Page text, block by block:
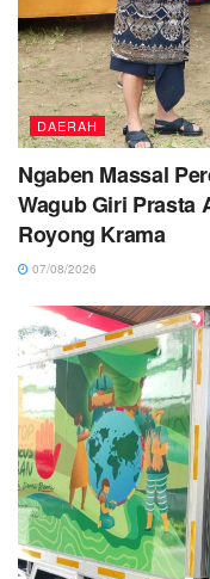
DAERAH
Ngaben Massal
Wagub Giri Prasta
Royong Krama
07/08/2026